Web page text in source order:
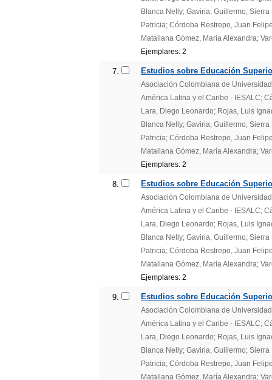
Blanca Nelly; Gaviria, Guillermo;
Patricia; Córdoba Restrepo, Juan
Matallana Gómez, María Alexandra;
Ejemplares: 2
7. Estudios sobre Educación
Asociación Colombiana de
América Latina y el Caribe - IESALC;
Lara, Diego Leonardo; Rojas, Luis
Blanca Nelly; Gaviria, Guillermo;
Patricia; Córdoba Restrepo, Juan
Matallana Gómez, María Alexandra;
Ejemplares: 2
8. Estudios sobre Educación
Asociación Colombiana de
América Latina y el Caribe - IESALC;
Lara, Diego Leonardo; Rojas, Luis
Blanca Nelly; Gaviria, Guillermo;
Patricia; Córdoba Restrepo, Juan
Matallana Gómez, María Alexandra;
Ejemplares: 2
9. Estudios sobre Educación
Asociación Colombiana de
América Latina y el Caribe - IESALC;
Lara, Diego Leonardo; Rojas, Luis
Blanca Nelly; Gaviria, Guillermo;
Patricia; Córdoba Restrepo, Juan
Matallana Gómez, María Alexandra;